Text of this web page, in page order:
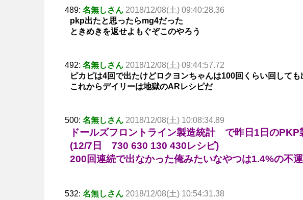
489: 名無しさん 2018/12/08(土) 09:40:28.36
pkp出たと思ったらmg4だった
ときめきを返せよもぐぞこのやろう
492: 名無しさん 2018/12/08(土) 09:44:57.72
ピカピは4回で出たけどロクヨンちゃんは100回くらい回しても
これからデイリーは地獄のARレシピだ
500: 名無しさん 2018/12/08(土) 10:08:34.89
ドールズフロントライン製造統計 で昨日1日の
(12/7日 730 630 130 430レシピ)
200回連続で出なかった俺みたいなやつは1.4%の不
532: 名無しさん 2018/12/08(土) 10:54:31.38